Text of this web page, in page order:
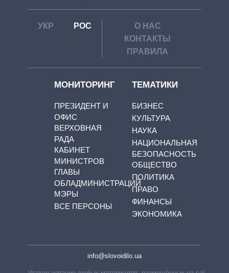
УКР РОС
О НАС
КОНТАКТЫ
ПРАВИЛА
МОНИТОРИНГ
ПРЕЗИДЕНТ И
ОФИС
ВЕРХОВНАЯ
РАДА
КАБИНЕТ
МИНИСТРОВ
ГЛАВЫ
ОБЛАДМИНИСТРАЦИЙ
МЭРЫ
ВСЕ ПЕРСОНЫ
ТЕМАТИКИ
БИЗНЕС
КУЛЬТУРА
НАУКА
НАЦИОНАЛЬНАЯ
БЕЗОПАСНОСТЬ
ОБЩЕСТВО
ПОЛИТИКА
ПРАВО
ФИНАНСЫ
ЭКОНОМИКА
info@slovoidilo.ua